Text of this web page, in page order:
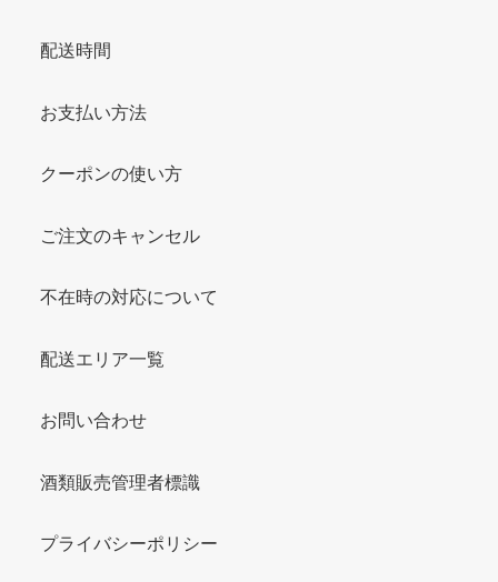
配送時間
お支払い方法
クーポンの使い方
ご注文のキャンセル
不在時の対応について
配送エリア一覧
お問い合わせ
酒類販売管理者標識
プライバシーポリシー